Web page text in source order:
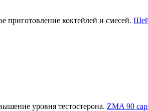
приготовление коктейлей и смесей.
уровня тестостерона. ZMA 90